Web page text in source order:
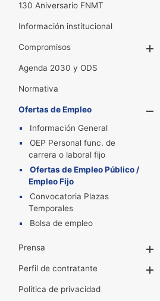
130 Aniversario FNMT
Información institucional
Compromisos
Agenda 2030 y ODS
Normativa
Ofertas de Empleo
Información General
OEP Personal func. de
carrera o laboral fijo
Ofertas de Empleo Público /
Empleo Fijo
Convocatoria Plazas
Temporales
Bolsa de empleo
Prensa
Perfil de contratante
Política de privacidad